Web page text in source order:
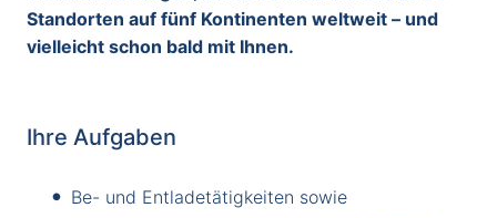
Standorten auf fünf Kontinenten weltweit – und
vielleicht schon bald mit Ihnen.
Ihre Aufgaben
Be- und Entladetätigkeiten sowie